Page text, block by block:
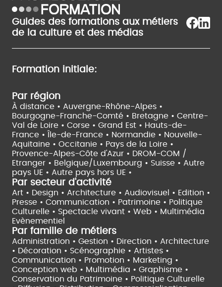
Guides des formations aux métiers
de la culture et des médias
Formation initiale:
Par région
À distance • Auvergne-Rhône-Alpes •
Bourgogne-Franche-Comté • Bretagne • Centre-
Val de Loire • Corse • Grand Est • Hauts-de-
France •
Île-de-France • Normandie • Nouvelle-
Aquitaine • Occitanie • Pays de la Loire •
Provence-Alpes-Côte d'Azur • DROM-COM /
Etranger • Belgique/Luxembourg • Suisse • Autre
pays UE • Autre pays hors UE •
Par secteur d'activité
Art • Design • Architecture • Audiovisuel • Edition •
Presse • Communication • Patrimoine • Politique
Culturelle • Spectacle vivant • Web • Multimédia
Evènementiel
Par famille de métiers
Administration • Gestion • Direction • Architecture
• Décoration • Scénographie • Artistes •
Communication • Promotion • Marketing •
Conception web • Multimédia • Graphisme •
Conservation du Patrimoine • Politique Culturelle